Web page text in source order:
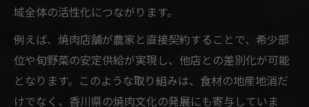
域全体の活性化につながります。
例えば、焼肉店舗が農家と直接契約することで、希少部
位や旬野菜の安定供給が実現し、他店との差別化が可能
となります。このような取り組みは、食材の地産地消だ
けでなく、香川県の焼肉文化の発展にも寄与していま